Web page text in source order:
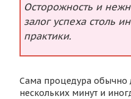
Осторожность и
залог успеха столь
практики.
Сама процедура обычно
нескольких минут и